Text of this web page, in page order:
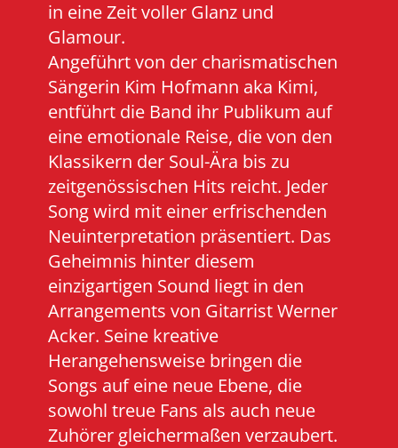
in eine Zeit voller Glanz und
Glamour.
Angeführt von der charismatischen
Sängerin Kim Hofmann aka Kimi,
entführt die Band ihr Publikum auf
eine emotionale Reise, die von den
Klassikern der Soul-Ära bis zu
zeitgenössischen Hits reicht. Jeder
Song wird mit einer erfrischenden
Neuinterpretation präsentiert. Das
Geheimnis hinter diesem
einzigartigen Sound liegt in den
Arrangements von Gitarrist Werner
Acker. Seine kreative
Herangehensweise bringen die
Songs auf eine neue Ebene, die
sowohl treue Fans als auch neue
Zuhörer gleichermaßen verzaubert.